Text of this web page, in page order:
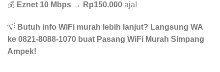
💰 Eznet 10 Mbps → Rp150.000 aja!
💡 Butuh info WiFi murah lebih lanjut? Langsung WA
ke 0821-8088-1070 buat Pasang WiFi Murah Simpang
Ampek!